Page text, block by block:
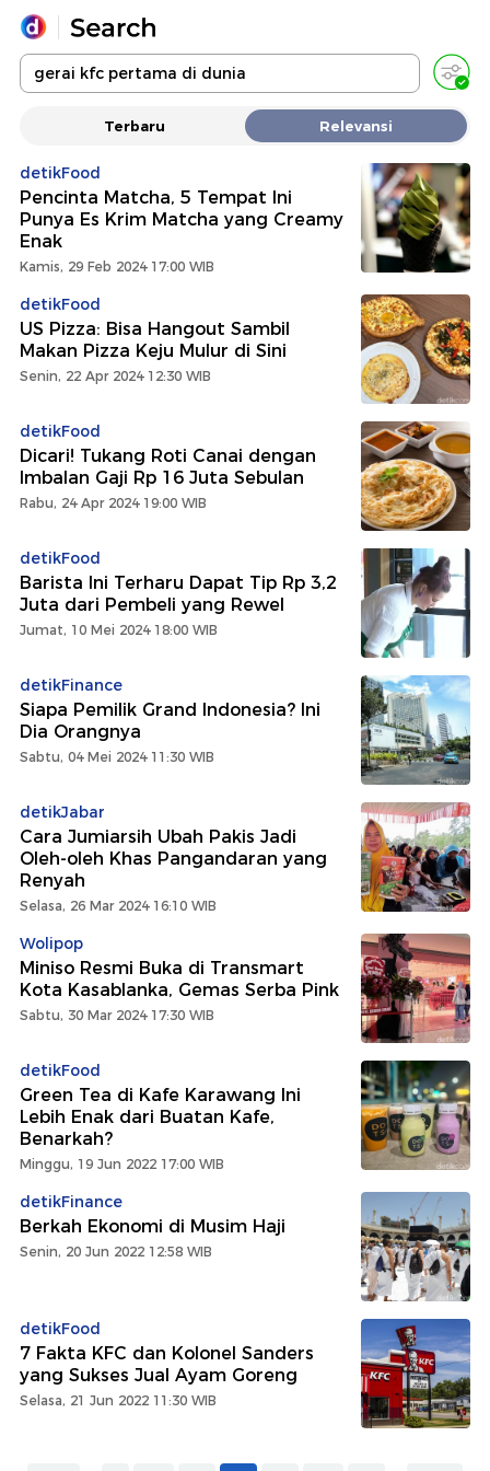
Yang sedang ramai dicari
Promoted
Terakhir yang dicari
Terbaru Relevansi
detikFood
Pencinta Matcha, 5 Tempat Ini
Punya Es Krim Matcha yang Creamy
Enak
Kamis, 29 Feb 2024 17:00 WIB
detikFood
US Pizza: Bisa Hangout Sambil
Makan Pizza Keju Mulur di Sini
Senin, 22 Apr 2024 12:30 WIB
detikFood
Dicari! Tukang Roti Canai dengan
Imbalan Gaji Rp 16 Juta Sebulan
Rabu, 24 Apr 2024 19:00 WIB
detikFood
Barista Ini Terharu Dapat Tip Rp 3,2
Juta dari Pembeli yang Rewel
Jumat, 10 Mei 2024 18:00 WIB
detikFinance
Siapa Pemilik Grand Indonesia? Ini
Dia Orangnya
Sabtu, 04 Mei 2024 11:30 WIB
detikJabar
Cara Jumiarsih Ubah Pakis Jadi
Oleh-oleh Khas Pangandaran yang
Renyah
Selasa, 26 Mar 2024 16:10 WIB
Wolipop
Miniso Resmi Buka di Transmart
Kota Kasablanka, Gemas Serba Pink
Sabtu, 30 Mar 2024 17:30 WIB
detikFood
Green Tea di Kafe Karawang Ini
Lebih Enak dari Buatan Kafe,
Benarkah?
Minggu, 19 Jun 2022 17:00 WIB
detikFinance
Berkah Ekonomi di Musim Haji
Senin, 20 Jun 2022 12:58 WIB
detikFood
7 Fakta KFC dan Kolonel Sanders
yang Sukses Jual Ayam Goreng
Selasa, 21 Jun 2022 11:30 WIB